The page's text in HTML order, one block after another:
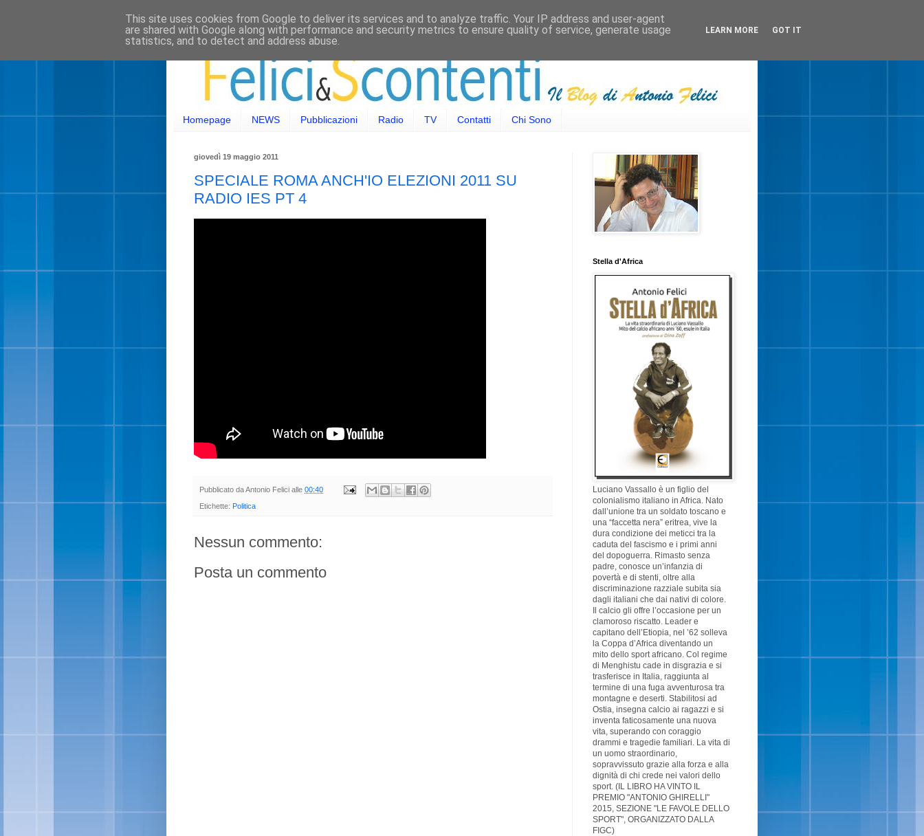
Homepage NEWS Pubblicazioni Radio TV Contatti Chi Sono
giovedì 19 maggio 2011
SPECIALE ROMA ANCH'IO ELEZIONI 2011 SU
RADIO IES PT 4
Pubblicato daAntonio Felici alle 00:40
Etichette: Politica
Nessun commento:
Posta un commento
Stella d'Africa
Luciano Vassallo è un figlio del
colonialismo italiano in Africa. Nato
dall’unione tra un soldato toscano e
una “faccetta nera” eritrea, vive la
dura condizione dei meticci tra la
caduta del fascismo e i primi anni
del dopoguerra. Rimasto senza
padre, conosce un’infanzia di
povertà e di stenti, oltre alla
discriminazione razziale subita sia
dagli italiani che dai nativi di colore.
Il calcio gli offre l’occasione per un
clamoroso riscatto. Leader e
capitano dell’Etiopia, nel ’62 solleva
la Coppa d’Africa diventando un
mito dello sport africano. Col regime
di Menghistu cade in disgrazia e si
trasferisce in Italia, raggiunta al
termine di una fuga avventurosa tra
montagne e deserti. Stabilitosi ad
Ostia, insegna calcio ai ragazzi e si
inventa faticosamente una nuova
vita, superando con coraggio
drammi e tragedie familiari. La vita di
un uomo straordinario,
sopravvissuto grazie alla forza e alla
dignità di chi crede nei valori dello
sport. (IL LIBRO HA VINTO IL
PREMIO "ANTONIO GHIRELLI"
2015, SEZIONE "LE FAVOLE DELLO
SPORT", ORGANIZZATO DALLA
FIGC)
This site uses cookies from Google to deliver its services and to analyze traffic. Your IP address and user-agent
are shared with Google along with performance and security metrics to ensure quality of service, generate usage
statistics, and to detect and address abuse.
LEARN MORE GOT IT